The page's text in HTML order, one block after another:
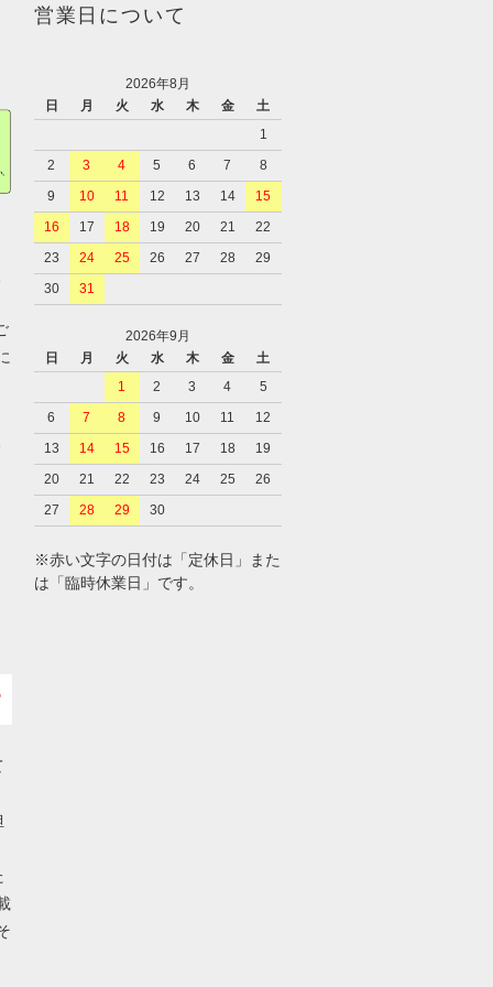
営業日について
2026年8月
日
月 火 水 木 金
土
1
2
3 4 5 6 7
8
9
10 11 12 13 14
15
16
17 18 19 20 21
22
23
24 25 26 27 28
29
30
31
2026年9月
日
月 火 水 木 金
土
1
2 3 4
5
6
7 8 9 10 11
12
13
14 15 16 17 18
19
20
21 22 23 24 25
26
27
28 29 30
※赤い文字の日付は「定休日」また
は「臨時休業日」です。